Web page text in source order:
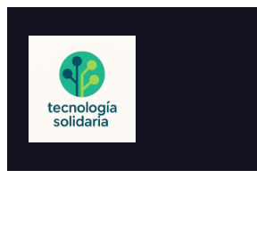
contenido